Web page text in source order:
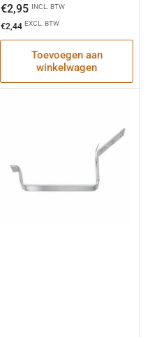
Normale
prijs
€2,95 INCL. BTW
€2,44 EXCL. BTW
Toevoegen aan
winkelwagen